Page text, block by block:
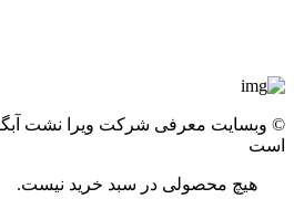
© وبسایت معرفی شرکت ویرا نشت
است
هیچ محصولی در سبد خرید نیست.